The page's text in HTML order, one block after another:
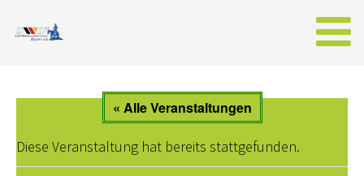
NEWS AUS BAYERN
« Alle Veranstaltungen
Diese Veranstaltung hat bereits stattgefunden.